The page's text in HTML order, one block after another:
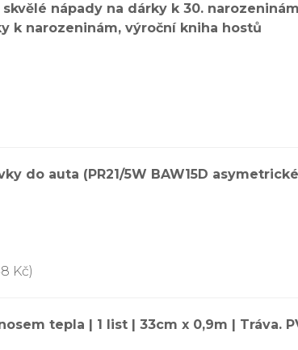
nápady na dárky k 30.
k narozeninám, výroční kniha hostů
do auta (PR21/5W BAW15D
Kč)
tepla | 1 list | 33cm x 0,9m | Tráva.